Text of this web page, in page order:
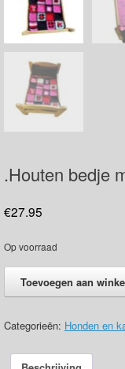
.Houten bedje
€27.95
Op voorraad
bedje
gehaakt
dekentje
Toevoegen aan
Categorieën: Honden en